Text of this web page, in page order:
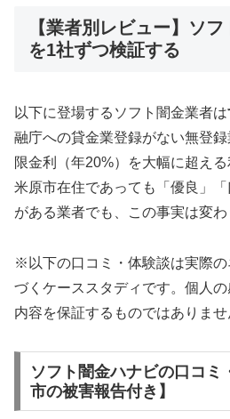
【業者別レビュー】ソ
を1社ずつ検証する
以下に登場するソフト闇金業者は
融庁への貸金業登録がない無登
限金利（年20%）を大幅に超える
米原市在住であっても「優良」
がある業者でも、この事実は変わ
※以下の口コミ・体験談は実際
づくケーススタディです。個人
内容を保証するものではありませ
ソフト闇金ハナビの口コミ
市の被害報告付き】